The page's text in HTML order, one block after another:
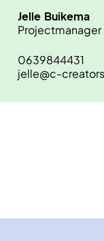
Jelle Buikema
Projectmanager
0639844431
jelle@c-